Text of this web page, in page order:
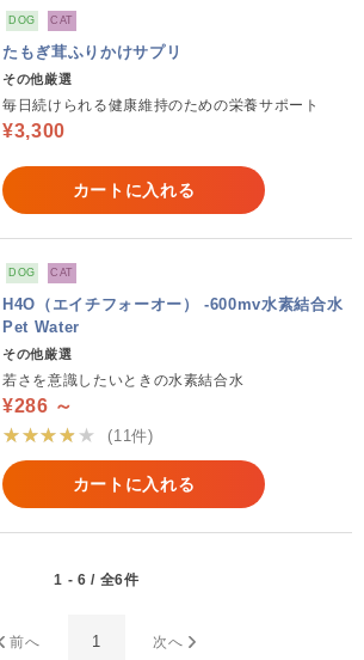
DOG CAT
たもぎ茸ふりかけサプリ
その他厳選
毎日続けられる健康維持のための栄養サポート
¥3,300
カートに入れる
DOG CAT
H4O（エイチフォーオー） -600mv水素結合水
Pet Water
その他厳選
若さを意識したいときの水素結合水
¥286 ～
★★★★★
(11件)
カートに入れる
1 - 6 / 全6件
前へ 1 次へ